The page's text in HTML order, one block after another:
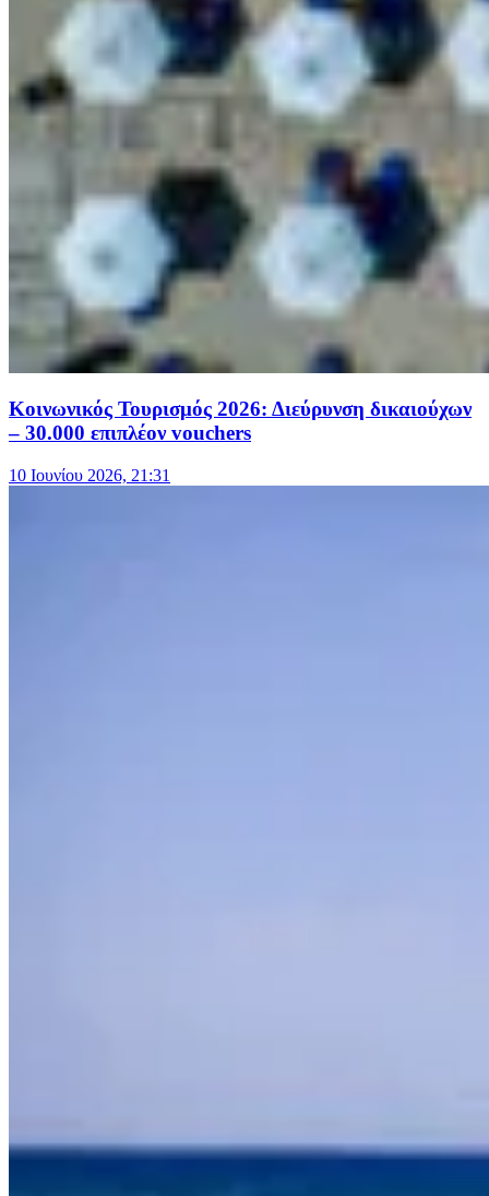
Κοινωνικός Τουρισμός 2026: Διεύρυνση δικαιούχων
– 30.000 επιπλέον vouchers
10 Ιουνίου 2026, 21:31